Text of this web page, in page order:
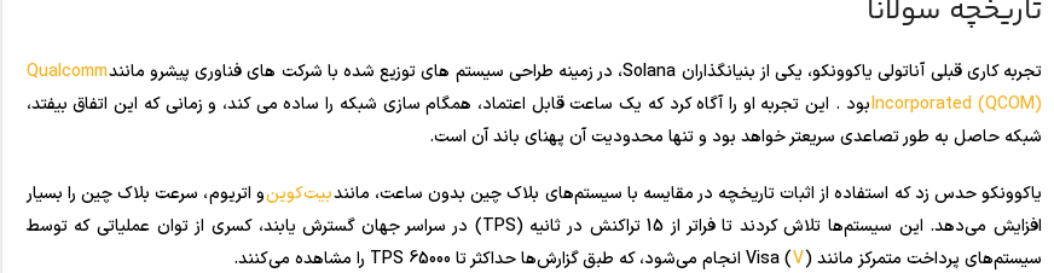
تاریخچه سولانا
تجربه کاری قبلی آناتولی یاکوونکو، یکی از بنیانگذاران Solana، در زمینه طراحی سیستم های توزیع شده با شرکت های فناوری پیشرو مانند
Qualcomm
Incorporated (QCOM)بود . این تجربه او را آگاه کرد که یک ساعت قابل اعتماد، همگام سازی شبکه را ساده می کند، و زمانی که این اتفاق بیفتد،
شبکه حاصل به طور تصاعدی سریعتر خواهد بود و تنها محدودیت آن پهنای باند آن است.
یاکوونکو حدس زد که استفاده از اثبات تاریخچه در مقایسه با سیستم‌های بلاک چین بدون ساعت، مانندبیت‌کوینو اتریوم، سرعت بلاک چین را بسیار
افزایش می‌دهد. این سیستم‌ها تلاش کردند تا فراتر از 15 تراکنش در ثانیه (TPS) در سراسر جهان گسترش یابند، کسری از توان عملیاتی که توسط
سیستم‌های پرداخت متمرکز مانند Visa ( V) انجام می‌شود، که طبق گزارش‌ها حداکثر تا 65000 TPS را مشاهده می‌کنند.